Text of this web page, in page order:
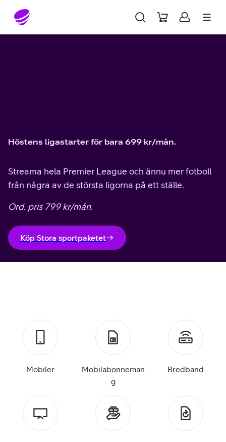
Gå till sidans innehåll
Höstens ligastarter för bara 699 kr/mån.
Streama hela Premier League och ännu mer fotboll
från några av de största ligorna på ett ställe.
Ord. pris 799 kr/mån.
Köp Stora sportpaketet
Mobiler
Mobilabonneman
g
Bredband